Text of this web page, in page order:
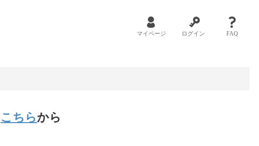
マイページ ログイン FAQ
こちらから